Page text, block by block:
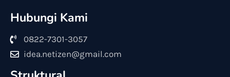
Hubungi Kami
0822-7301-3057
idea.netizen@gmail.com